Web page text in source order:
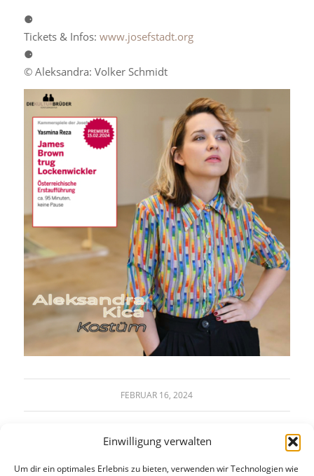
Einwilligung verwalten
Um dir ein optimales Erlebnis zu bieten, verwenden wir Technologien wie
⚈
Tickets & Infos: www.josefstadt.org
⚈
© Aleksandra: Volker Schmidt
FEBRUAR 16, 2024